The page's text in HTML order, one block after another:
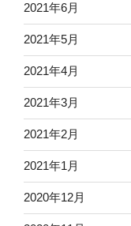
2021年6月
2021年5月
2021年4月
2021年3月
2021年2月
2021年1月
2020年12月